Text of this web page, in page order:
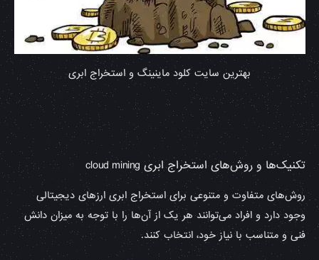
بهترین سایت کلود ماینینگ و استخراج ابری
تکنیک‌ها و روش‌های استخراج ابری cloud mining
روش‌های متفاوت و متنوعی برای استخراج ابری ارزهای دیجیتالی
وجود دارد و افراد می‌توانند هر یک از آن‌ها را با توجه به میزان دانش
فنی و متناسب با نیاز خود، انتخاب کنند.